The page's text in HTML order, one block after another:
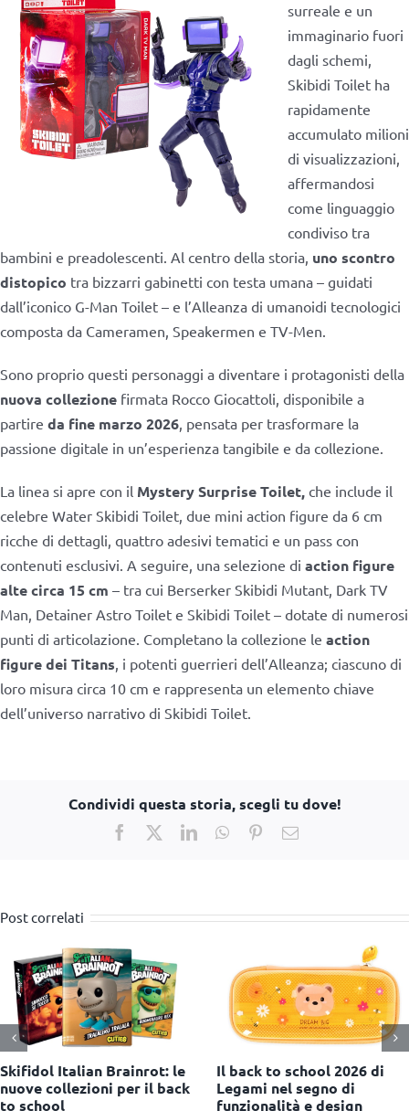
surreale e un
immaginario fuori
dagli schemi,
Skibidi Toilet ha
rapidamente
accumulato milioni
di visualizzazioni,
affermandosi
come linguaggio
condiviso tra
bambini e preadolescenti. Al centro della storia, uno scontro
distopico tra bizzarri gabinetti con testa umana – guidati
dall’iconico G-Man Toilet – e l’Alleanza di umanoidi tecnologici
composta da Cameramen, Speakermen e TV-Men.
Sono proprio questi personaggi a diventare i protagonisti della
nuova collezione firmata Rocco Giocattoli, disponibile a
partire da fine marzo 2026, pensata per trasformare la
passione digitale in un’esperienza tangibile e da collezione.
La linea si apre con il Mystery Surprise Toilet, che include il
celebre Water Skibidi Toilet, due mini action figure da 6 cm
ricche di dettagli, quattro adesivi tematici e un pass con
contenuti esclusivi. A seguire, una selezione di action figure
alte circa 15 cm – tra cui Berserker Skibidi Mutant, Dark TV
Man, Detainer Astro Toilet e Skibidi Toilet – dotate di numerosi
punti di articolazione. Completano la collezione le action
figure dei Titans, i potenti guerrieri dell’Alleanza; ciascuno di
loro misura circa 10 cm e rappresenta un elemento chiave
dell’universo narrativo di Skibidi Toilet.
Condividi questa storia, scegli tu dove!
Facebook
X LinkedInWhatsApp
PinterestEmail
Post correlati
Rubik’s, Perplexus e Tetris
partecipano a ‘Fosforo: la
festa della scienza’
Action taglia il traguardo
dei 225 store in Italia